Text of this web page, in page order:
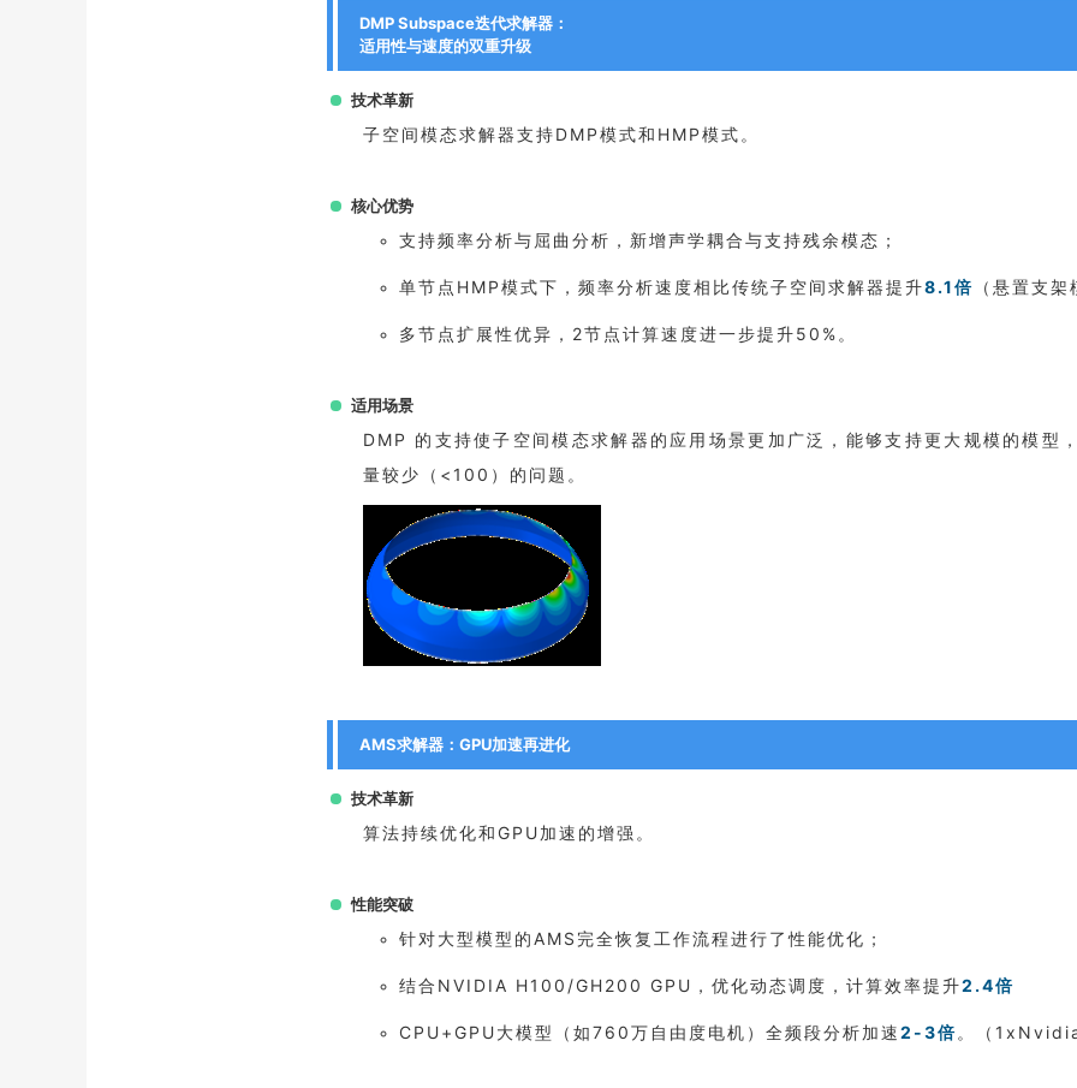
DMP Subspace迭代求解器：
适用性与速度的双重升级
技术革新
子空间模态求解器支持DMP模式和HMP模式。
核心优势
支持频率分析与屈曲分析，新增声学耦合与支持残余模态；
单节点HMP模式下，频率分析速度相比传统子空间求解器提升8.1倍 （悬置支
多节点扩展性优异，2节点计算速度进一步提升50%。
适用场景
DMP 的支持使子空间模态求解器的应用场景更加广泛，能够支持更大规模的模型
量较少（<100）的问题。
AMS求解器：GPU加速再进化
技术革新
算法持续优化和GPU加速的增强。
性能突破
针对大型模型的AMS完全恢复工作流程进行了性能优化；
结合NVIDIA H100/GH200 GPU，优化动态调度，计算效率提升2.4倍
CPU+GPU大模型（如760万自由度电机）全频段分析加速2-3倍。（